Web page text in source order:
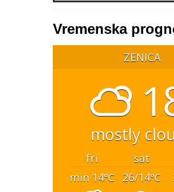
Vremenska
ZENICA
mostly
fri sat
min 14°C 26/14°C